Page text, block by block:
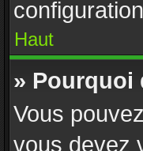
Haut
» Pourquoi
Vous
vous devez